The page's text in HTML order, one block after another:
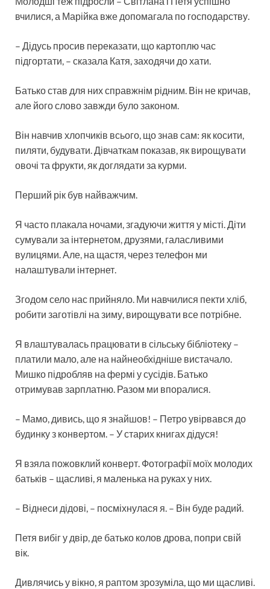
вчилися, а Марійка вже допомагала по господарству.
– Дідусь просив переказати, що картоплю час
підгортати, – сказала Катя, заходячи до хати.
Батько став для них справжнім рідним. Він не кричав,
але його слово завжди було законом.
Він навчив хлопчиків всього, що знав сам: як косити,
пиляти, будувати. Дівчаткам показав, як вирощувати
овочі та фрукти, як доглядати за курми.
Перший рік був найважчим.
Я часто плакала ночами, згадуючи життя у місті. Діти
сумували за інтернетом, друзями, галасливими
вулицями. Але, на щастя, через телефон ми
налаштували інтернет.
Згодом село нас прийняло. Ми навчилися пекти хліб,
робити заготівлі на зиму, вирощувати все потрібне.
Я влаштувалась працювати в сільську бібліотеку –
платили мало, але на найнеобхідніше вистачало.
Мишко підробляв на фермі у сусідів. Батько
отримував зарплатню. Разом ми впоралися.
– Мамо, дивись, що я знайшов! – Петро увірвався до
будинку з конвертом. – У старих книгах дідуся!
Я взяла пожовклий конверт. Фотографії моїх молодих
батьків – щасливі, я маленька на руках у них.
– Віднеси дідові, – посміхнулася я. – Він буде радий.
Петя вибіг у двір, де батько колов дрова, попри свій
вік.
Дивлячись у вікно, я раптом зрозуміла, що ми щасливі.